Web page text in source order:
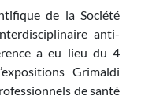
de la Société
anti-
a eu lieu du 4
Grimaldi
de santé